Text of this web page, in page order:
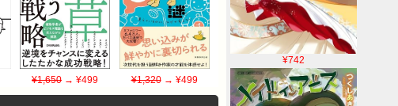
¥742
¥1,650 → ¥499 ¥1,320→ ¥499